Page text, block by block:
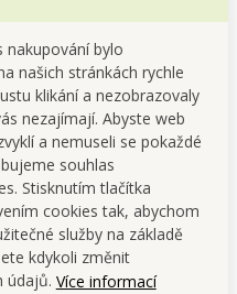
nakupování bylo
našich stránkách rychle
klikání a nezobrazovaly
nezajímají. Abyste web
a nemuseli se pokaždé
souhlas
Stisknutím tlačítka
cookies tak, abychom
služby na základě
kdykoli změnit
údajů. Více informací